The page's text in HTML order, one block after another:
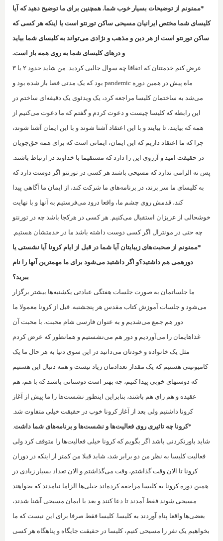
*ممنونم از توضیحات بسیار خوب شما. همچنین برای ما توضیح دهید که آیا
کلیسای شما مختص ایرانیان مسیحی ساکن تورنتو است یا اینکه هر کسی که
ساکن تورنتو است از هر دین و مذهب و نژادی می‌تواند به کلیسای شما بیاید
و درهای کلیسای شما به روی همه باز است.
عرض کنم خدمتتان که اتفاقا چه سوال جالبی کردید. من شاید حدود ۲ یا ۳
ماه پیش در همین دوره pandemic بود که یک مدتی فضا باز شده بود‌ و
می‌شد به ساختمان کلیسا مراجعه کرد، یک ویدئوی یک دقیقه‌ای ساختم در
این رابطه که کلیسا چیست و دعوت کردم و گفتم که ما دعوت می‌کنیم از
همه که بیایند، تا بیایند و با این اعتقاد آشنا شوند و با این ایمان آشنا شوند،
چرا که ما اعتقاد داریم که این ایمان، ایمانی است که برای همه حق‌جویان
در حقیقت امید و آرزوی این را دارد که مستقیما با خداوند در ارتباط باشند.
پس نه الزامی ندارد که مسیحی باشند هر کسی در تورنتو اگر دوست دارد که
به ‌کلیسای ما سر بزند، در برنامه‌های ما شرکت کند‌، از ایمان ما آگاهی پیدا
کند، قدمش روی چشم ما، واقعا درود می‌فرستیم به آنها و با نهایت
خوشحالی از عزیزان استقبال می‌کنیم. هر کسی در هرکجا باشد چه در تورنتو
چه حتی در مونترال اگر کسی دوست داشته باشد ما در خدمتشان هستیم.
*ممنونم از صحبت‌های زیبایتان آیا شما در قبل از ایام کرونا آیا نشستی یا
دورهمی هم داشتید؟و اگر داشتید می‌شود برای ما مهمترین آنها را نام
ببرید؟
ما جلساتمان به صورت جلسات هفتگی عبادتی یکشنبه‌ها بیشتر برگزار
می‌شود و جلسات آموزش کتاب مقدس هر پنجشنبه. قبل از کرونا معمولا ما
دور هم جمع می‌شدیم و به عنوان فارسی شام محبت، با محبت آن
غذاهایمان را می‌آوردیم و دور هم می‌نشستیم و همانطور که عرض کردم
مثل یک خانواده و خودتان می‌دانید در این سوی دنیا به هر حال ما یک
کامیونیتی هستیم که یک مقدار تعدادمان زیاد نیست و همه دنبال این هستیم
که دوستهای خوبی پیدا کنیم، چه بهتر است دوستانی باشند که با هم، هم
عقیده‌ و هم رای هم باشند، بنابراین اینطور نشست‌ها را ما پیش از آغاز
کرونا داشتیم ولی بعد از آغاز کرونا خوب در حقیقت خیلی متفاوت شد.
*کرونا چه تاثیری روی فعالیت‌ها و نشست‌ها و برنامه‌های شما داشت
شاید باورنکردنی باشد اگر بگویم که کرونا خیلی فعالیت‌ها را متوقف کرد ولی
فعالیت کلیسا به نظر من دو برابر شد، شاید قبلا من کمتر از اینکه در دوران
کرونا تا الان وقت گذاشتم، وقت می‌گذاشتم و الان تعداد بسیار زیادی در
همین دوره کرونا به کلیسا مراجعه کرده‌اند خیلی‌ها الزاما نیامدند که بخواهند
مسیحی شوند فقط آمدند تا دعا کنند و بعد با ایمان مسیحی آشنا شدند،
بعضی‌ها واقعا پناه آوردند به کلیسا. کلیسا فقط صرفا برای این نیست که ما
بخواهیم یک نفر را مسیحی کنیم، کلیسا در حقیقت جایگاه و پناهگاه هر کسی